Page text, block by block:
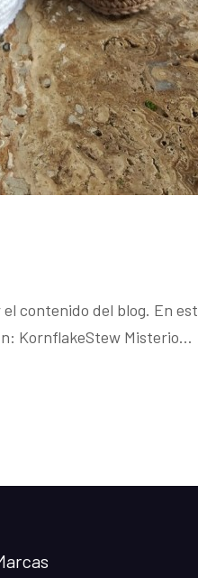
contenido del blog. En
KornflakeStew Misterio…